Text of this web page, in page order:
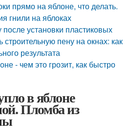
прямо на яблоне, что делать.
гнили на яблоках
установки пластиковых
строительную пену на окнах: как
результата
- чем это грозит, как быстро
в яблоне
Пломба из